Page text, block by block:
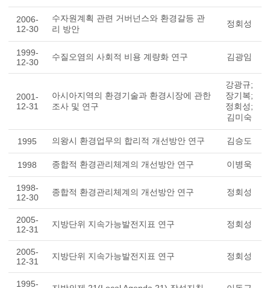
2006-
12-30
수자원계획 관련 거버넌스와 환경갈등 관
리 방안
정회성
1999-
12-30
수질오염의 사회적 비용 계량화 연구 김광임
2001-
12-31
아시아지역의 환경기술과 환경시장에 관한
조사 및 연구
강광규;
장기복;
정회성;
김미숙
1995 의왕시 환경업무의 합리적 개선방안 연구 김승도
1998 종합적 환경관리체계의 개선방안 연구 이병욱
1998-
12-30
종합적 환경관리체계의 개선방안 연구 정회성
2005-
12-31
지방단위 지속가능발전지표 연구 정회성
2005-
12-31
지방단위 지속가능발전지표 연구 정회성
1995-